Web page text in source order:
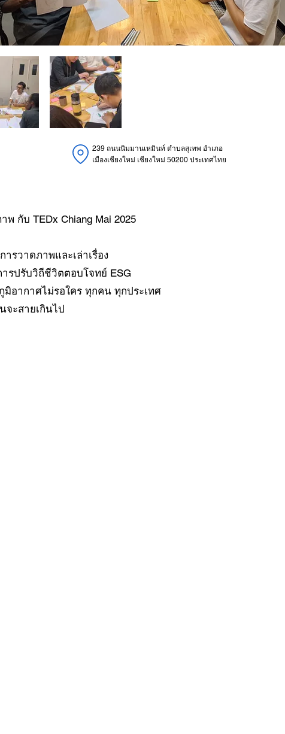
239 ถนนนิมมานเหมินท์ ตำบลสุเทพ อำเภอ
เมืองเชียงใหม่ เชียงใหม่ 50200 ประเทศไทย
พ กับ TEDx Chiang Mai 2025
รวาดภาพและเล่าเรื่อง
รปรับวิถีชีวิตตอบโจทย์ ESG
มิอากาศไม่รอใคร ทุกคน ทุกประเทศ
ะสายเกินไป